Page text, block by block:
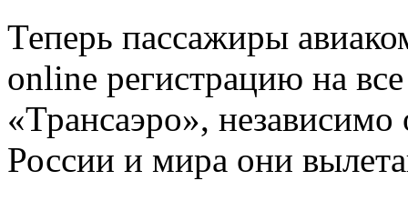
Теперь пассажиры
online регистрацию на
«Трансаэро», независимо
России и мира они